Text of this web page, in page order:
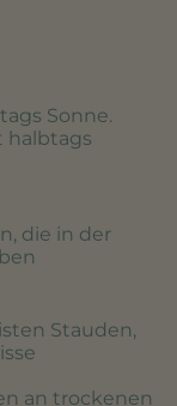
Sonne.
halbtags
die in der
Stauden,
an trockenen